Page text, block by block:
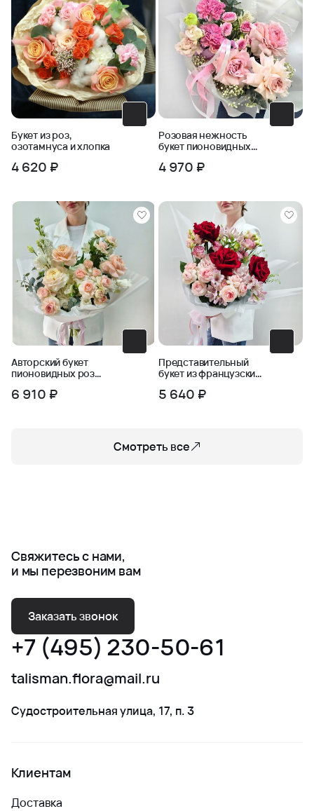
Букет из роз,
озотамнуса и хлопка
4 620 ₽
Розовая нежность
букет пионовидных
4 970 ₽
Авторский букет
пионовидных роз
6 910 ₽
Представительный
букет из французских
5 640 ₽
Смотреть все
Свяжитесь с нами,
и мы перезвоним вам
Заказать звонок
+7 (495) 230-50-61
talisman.flora@mail.ru
Судостроительная улица, 17, п. 3
Клиентам
Доставка